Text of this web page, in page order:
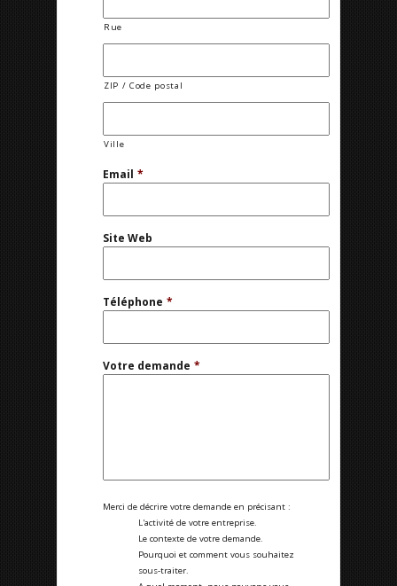
Rue
ZIP / Code postal
Ville
Email *
Site Web
Téléphone *
Votre demande *
Merci de décrire votre demande en précisant :
L'activité de votre entreprise.
Le contexte de votre demande.
Pourquoi et comment vous souhaitez
sous-traiter.